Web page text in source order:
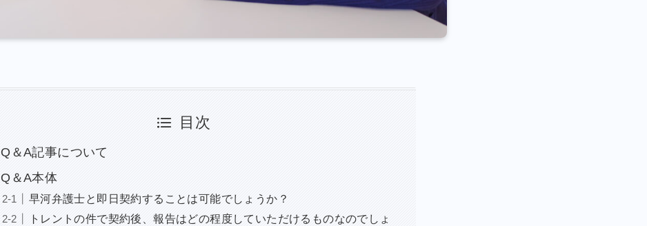
目次
Q＆A記事について
Q＆A本体
早河弁護士と即日契約することは可能でしょうか？
トレントの件で契約後、報告はどの程度していただけるものなのでしょ